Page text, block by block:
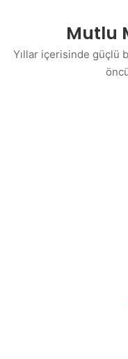
Mutlu
Yıllar içerisinde güçlü